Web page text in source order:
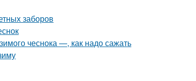
заборов
чеснока —, как надо сажать